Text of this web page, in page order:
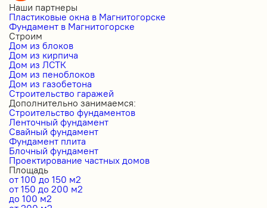
Наши партнеры
Пластиковые окна в Магнитогорске
Фундамент в Магнитогорске
Строим
Дом из блоков
Дом из кирпича
Дом из ЛСТК
Дом из пеноблоков
Дом из газобетона
Строительство гаражей
Дополнительно занимаемся:
Строительство фундаментов
Ленточный фундамент
Свайный фундамент
Фундамент плита
Блочный фундамент
Проектирование частных домов
Площадь
от 100 до 150 м2
от 150 до 200 м2
до 100 м2